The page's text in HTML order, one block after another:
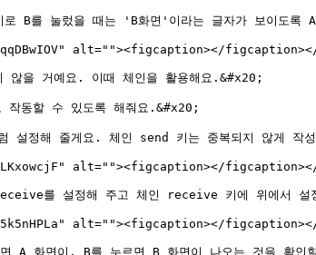
B를 눌렀을 때는 'B화면'이라는 글자가 보이도록
alt=""><figcaption></
않을 거예요. 이때 체인을 활용해요.&#x20;
작동할 수 있도록 해줘요.&#x20;
설정해 줄게요. 체인 send 키는 중복되지 않게 작
alt=""><figcaption></
를 설정해 주고 체인 receive 키에 위에서 설
alt=""><figcaption></
A 화면이, B를 누르면 B 화면이 나오는 것을 확인